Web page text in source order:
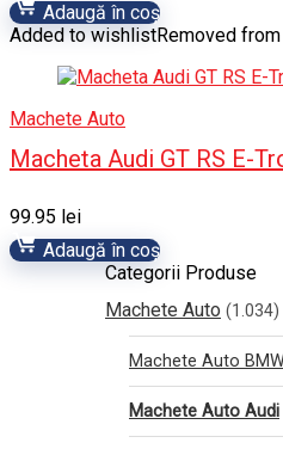
Adaugă în coș
Added to wishlistRemoved
Machete Auto
Macheta Audi GT RS E-
99.95 lei
Adaugă în coș
Categorii Produse
Machete Auto (1.034)
Machete Auto
Machete Auto Audi